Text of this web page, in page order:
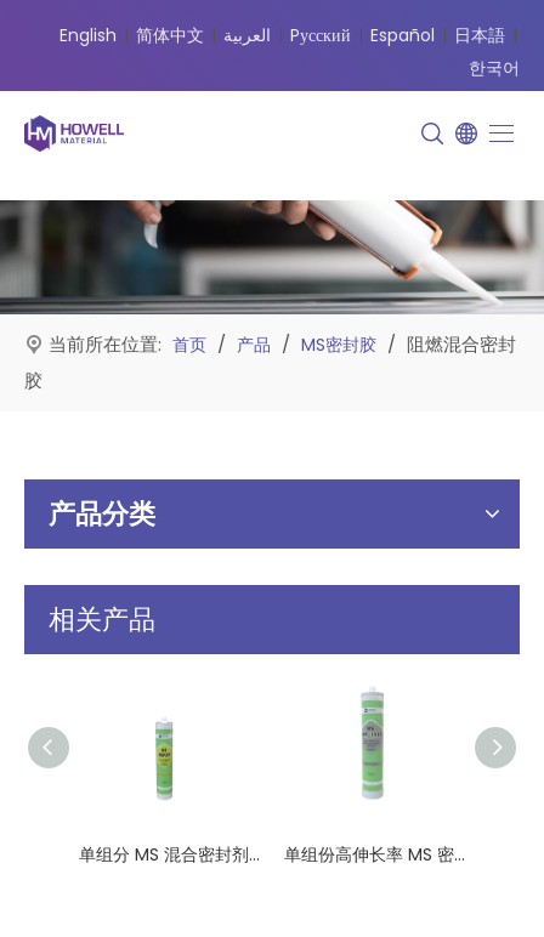
English | 简体中文 | العربية | Pусский | Español | 日本語 |
한국어
当前所在位置: 首页 / 产品 / MS密封胶 / 阻燃混合密封
胶
产品分类
相关产品
单组分 MS 混合密封剂，非挥发性 单组份高伸长率 MS 密封胶混合密封胶